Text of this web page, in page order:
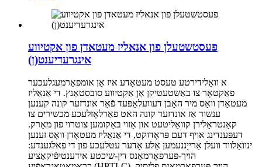
פעסטשטעלן פון אנאליז מעטאדן פון אקטיווע
אינגרעדיענט(ן)
א וואַלידירטע טעסט מעטאָדע איז אַן אומפאַרמעגלעכער
פאַקטאָר צו באַשטעטיקן אַן אַקטיווע סובסטאַנץ. די אַנאַליז
מעטאָדן וואָס מיר האָבן דעוועלאָפּעד פֿאַר אונדזער קונה קענען
ענשור אַז אונדזער קונה האט פאַרלאָזלעכע מכשירים צו
קאָנטראָלירן קוואַליטעט און אַזוי באַקומען צוטרוי פון מאַרק.
דעפּענדינג אויף דעם פּראָדוקט, די אַנאַליז מעטאָדן וואָס זענען
ינוואַלווד וועלן אַרייַננעמען אַלע אָדער עטלעכע פון ​​די פאלגענדע:
הויך-פּערפאָרמאַנס דין-שיכטע אידענטיפֿיקאַציע